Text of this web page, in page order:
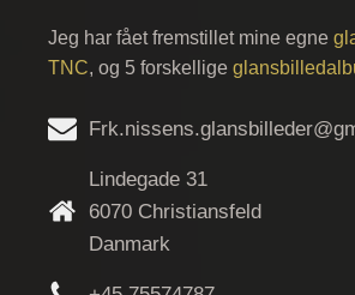
Jeg har fået fremstillet mine egne
TNC, og 5 forskellige
Lindegade 31
6070 Christiansfeld
Danmark